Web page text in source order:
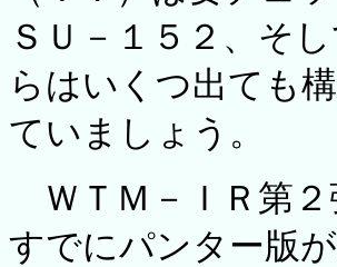
ＳＵ－１５２、そ
らはいくつ出ても
ていましょう。
ＷＴＭ－ＩＲ第
すでにパンター版